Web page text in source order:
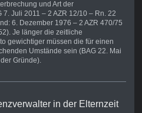
und Art der
Juli 2011 – 2 AZR 12/10 – Rn. 22
6. Dezember 1976 – 2 AZR 470/75
Je länger die zeitliche
gewichtiger müssen die für einen
Umstände sein (BAG 22. Mai
Gründe).
in der Elternzeit